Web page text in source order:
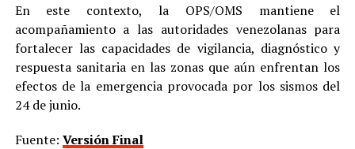
En este contexto, la OPS/OMS mantiene el
acompañamiento a las autoridades venezolanas para
fortalecer las capacidades de vigilancia, diagnóstico y
respuesta sanitaria en las zonas que aún enfrentan los
efectos de la emergencia provocada por los sismos del
24 de junio.
Fuente: Versión Final